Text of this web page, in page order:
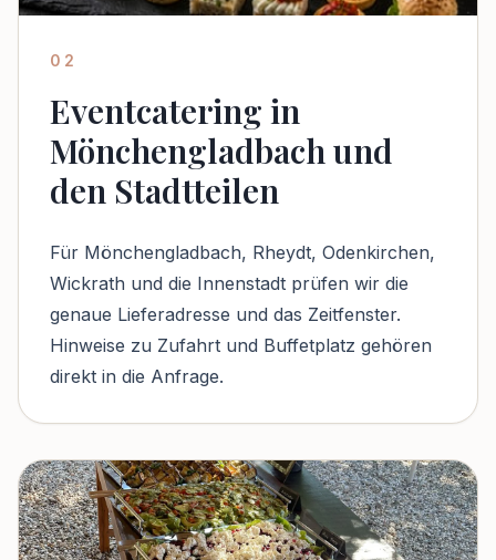
02
Eventcatering in
Mönchengladbach und
den Stadtteilen
Für Mönchengladbach, Rheydt, Odenkirchen,
Wickrath und die Innenstadt prüfen wir die
genaue Lieferadresse und das Zeitfenster.
Hinweise zu Zufahrt und Buffetplatz gehören
direkt in die Anfrage.